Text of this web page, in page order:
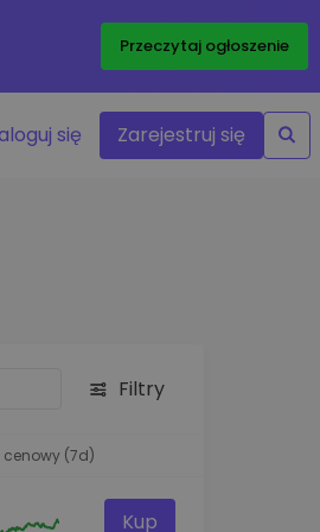
Przeczytaj ogłoszenie
się Zarejestruj się
Filtry
cenowy (7d)
Kup